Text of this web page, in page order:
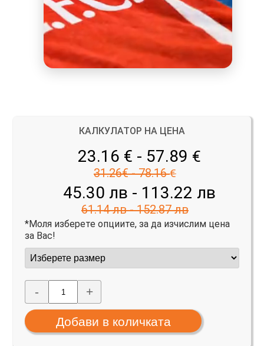
КАЛКУЛАТОР НА ЦЕНА
23.16 € - 57.89 €
31.26€ - 78.16 €
45.30 лв - 113.22 лв
61.14 лв - 152.87 лв
*Моля изберете опциите, за да изчислим цена
за Вас!
- +